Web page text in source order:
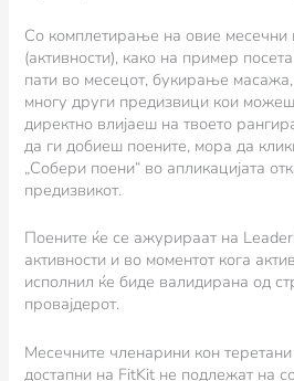
Со комплетирање на овие месечни
(активности), како на пример
пати во месецот, букирање
многу други предизвици кои
директно влијаеш на твоето
да ги добиеш поените, мора да
„Собери поени“ во апликацијата
предизвикот.
Поените ќе се ажурираат на
активности и во моментот кога
исполнил ќе биде валидирана од
провајдерот.
Месечните членарини кон
достапни на FitKit не подлежат на